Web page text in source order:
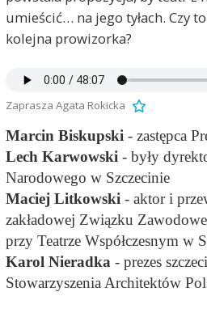
umieścić… na jego tyłach. Czy
kolejna prowizorka?
Zaprasza Agata Rokicka
Marcin Biskupski- zastępca
Lech Karwowski - były
Narodowego w Szczecinie
Maciej Litkowski- aktor i
zakładowej Związku
przy Teatrze Współczesnym w
Karol Nieradka - prezes
Stowarzyszenia Architektów